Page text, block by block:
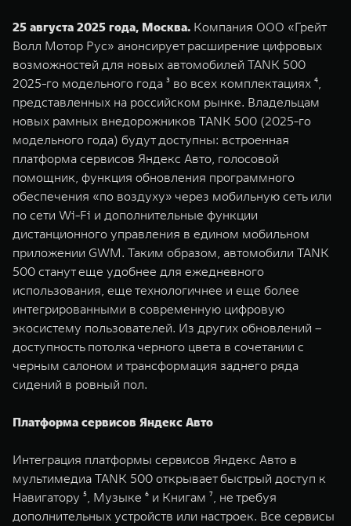
Расширяя границы комфорта
от 6 149 000 ₽
Эстетика
от 5 699
WEY 80
Масштаб возможностей
от 6 449 000 ₽
Масштаб
от 8 099
25 августа 2025 года, Москва. Компания ООО «Грейт
Волл Мотор Рус» анонсирует расширение цифровых
возможностей для новых автомобилей TANK 500
2025-го модельного года ³ во всех комплектациях ⁴,
представленных на российском рынке. Владельцам
новых рамных внедорожников TANK 500 (2025-го
модельного года) будут доступны: встроенная
платформа сервисов Яндекс Авто, голосовой
помощник, функция обновления программного
обеспечения «по воздуху» через мобильную сеть или
по сети Wi-Fi и дополнительные функции
дистанционного управления в едином мобильном
приложении GWM. Таким образом, автомобили TANK
500 станут еще удобнее для ежедневного
использования, еще технологичнее и еще более
интегрированными в современную цифровую
экосистему пользователей. Из других обновлений –
доступность потолка черного цвета в сочетании с
черным салоном и трансформация заднего ряда
сидений в ровный пол.
Платформа сервисов Яндекс Авто
Интеграция платформы сервисов Яндекс Авто в
мультимедиа TANK 500 открывает быстрый доступ к
Навигатору ⁵, Музыке ⁶ и Книгам ⁷, не требуя
дополнительных устройств или настроек. Все сервисы